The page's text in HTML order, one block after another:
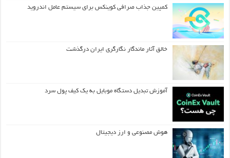
کمپین جذاب صرافی کوینکس برای سیستم عامل اندروید
خالق آثار ماندگار نگارگری ایران درگذشت
آموزش تبدیل دستگاه موبایل به یک کیف‌ پول سرد
هوش مصنوعی و ارز دیجیتال